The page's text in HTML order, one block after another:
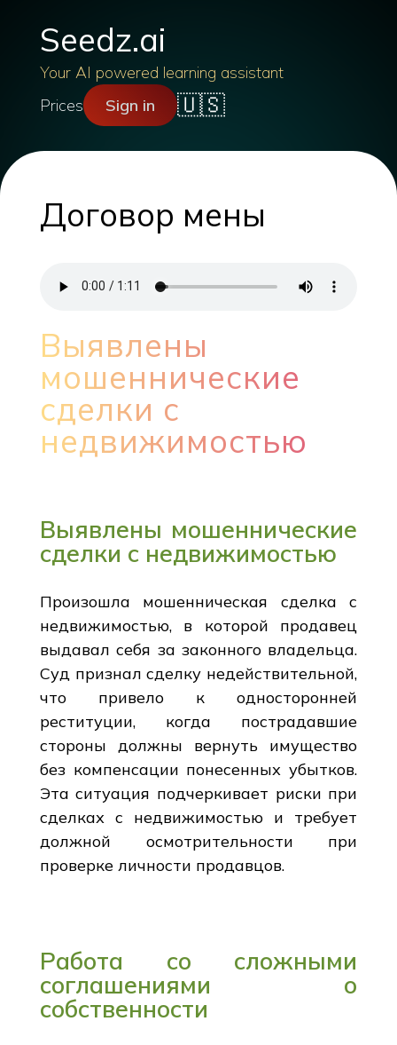
Seedz.ai
Your AI powered learning assistant
Prices
Sign in 🇺🇸
Договор мены
Выявлены
мошеннические
сделки с
недвижимостью
Выявлены мошеннические
сделки с недвижимостью
Произошла мошенническая сделка с
недвижимостью, в которой продавец
выдавал себя за законного владельца.
Суд признал сделку недействительной,
что привело к односторонней
реституции, когда пострадавшие
стороны должны вернуть имущество
без компенсации понесенных убытков.
Эта ситуация подчеркивает риски при
сделках с недвижимостью и требует
должной осмотрительности при
проверке личности продавцов.
Работа со сложными
соглашениями о
собственности